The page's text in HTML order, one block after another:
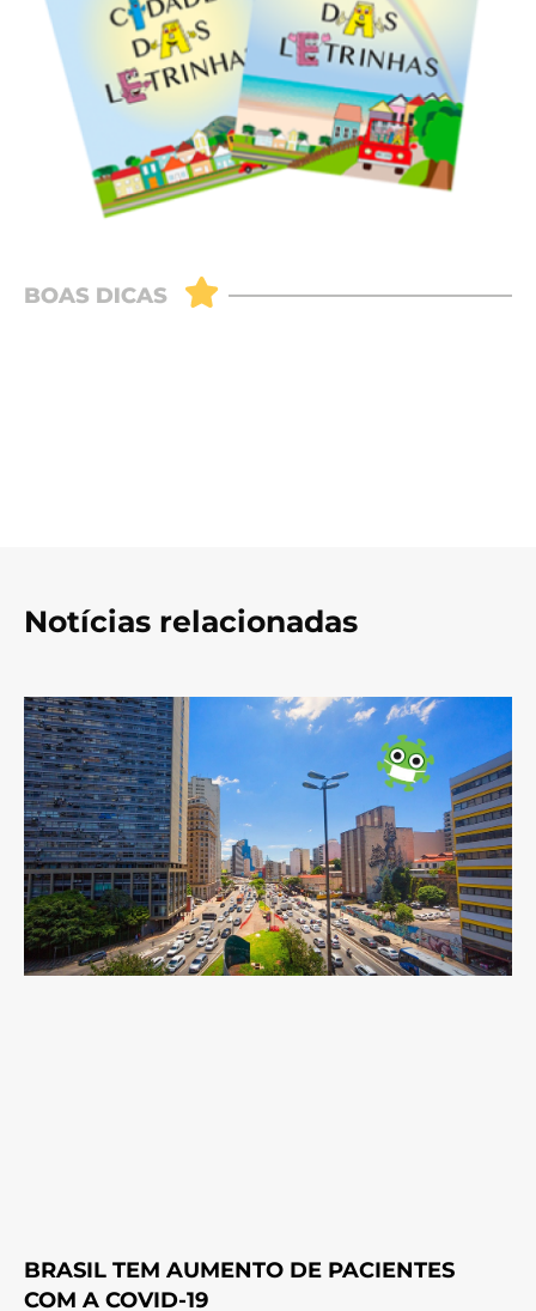
Notícias relacionadas
BRASIL TEM AUMENTO DE PACIENTES
COM A COVID-19